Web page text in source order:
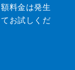
料金は発生
お試しくだ